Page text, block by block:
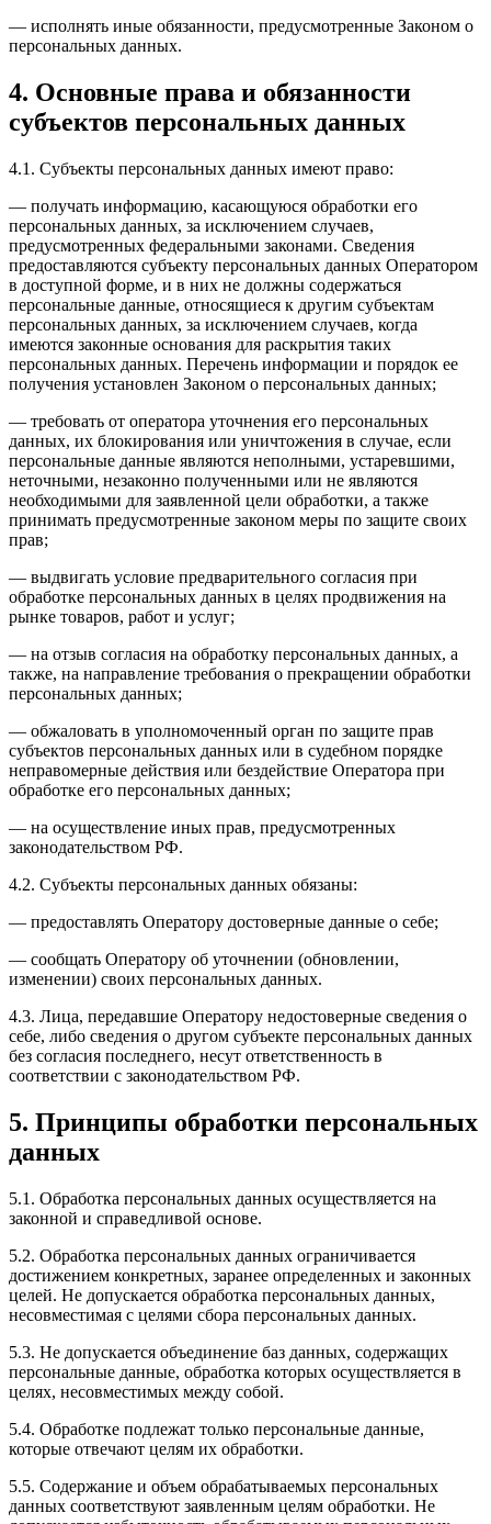
— исполнять иные обязанности, предусмотренные Законом о
персональных данных.
4. Основные права и обязанности
субъектов персональных данных
4.1. Субъекты персональных данных имеют право:
— получать информацию, касающуюся обработки его
персональных данных, за исключением случаев,
предусмотренных федеральными законами. Сведения
предоставляются субъекту персональных данных Оператором
в доступной форме, и в них не должны содержаться
персональные данные, относящиеся к другим субъектам
персональных данных, за исключением случаев, когда
имеются законные основания для раскрытия таких
персональных данных. Перечень информации и порядок ее
получения установлен Законом о персональных данных;
— требовать от оператора уточнения его персональных
данных, их блокирования или уничтожения в случае, если
персональные данные являются неполными, устаревшими,
неточными, незаконно полученными или не являются
необходимыми для заявленной цели обработки, а также
принимать предусмотренные законом меры по защите своих
прав;
— выдвигать условие предварительного согласия при
обработке персональных данных в целях продвижения на
рынке товаров, работ и услуг;
— на отзыв согласия на обработку персональных данных, а
также, на направление требования о прекращении обработки
персональных данных;
— обжаловать в уполномоченный орган по защите прав
субъектов персональных данных или в судебном порядке
неправомерные действия или бездействие Оператора при
обработке его персональных данных;
— на осуществление иных прав, предусмотренных
законодательством РФ.
4.2. Субъекты персональных данных обязаны:
— предоставлять Оператору достоверные данные о себе;
— сообщать Оператору об уточнении (обновлении,
изменении) своих персональных данных.
4.3. Лица, передавшие Оператору недостоверные сведения о
себе, либо сведения о другом субъекте персональных данных
без согласия последнего, несут ответственность в
соответствии с законодательством РФ.
5. Принципы обработки персональных
данных
5.1. Обработка персональных данных осуществляется на
законной и справедливой основе.
5.2. Обработка персональных данных ограничивается
достижением конкретных, заранее определенных и законных
целей. Не допускается обработка персональных данных,
несовместимая с целями сбора персональных данных.
5.3. Не допускается объединение баз данных, содержащих
персональные данные, обработка которых осуществляется в
целях, несовместимых между собой.
5.4. Обработке подлежат только персональные данные,
которые отвечают целям их обработки.
5.5. Содержание и объем обрабатываемых персональных
данных соответствуют заявленным целям обработки. Не